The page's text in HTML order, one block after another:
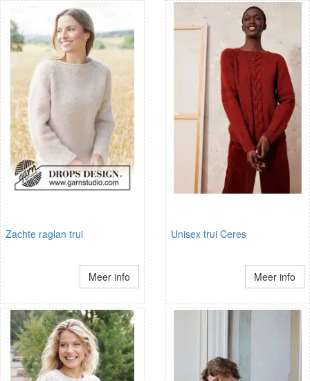
Zachte raglan trui
Meer info
Unisex trui Ceres
Meer info